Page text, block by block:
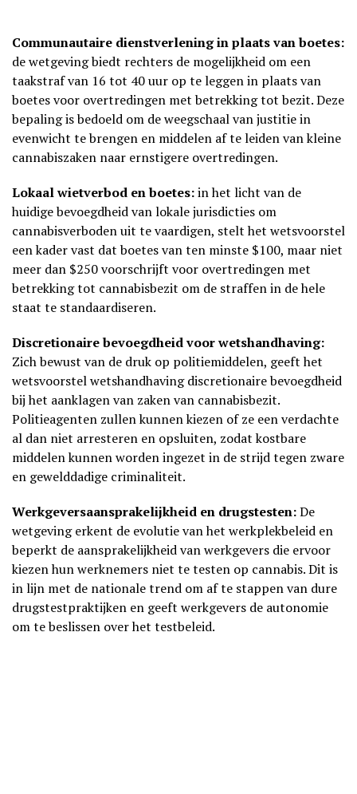
Communautaire dienstverlening in plaats van boetes:
de wetgeving biedt rechters de mogelijkheid om een
taakstraf van 16 tot 40 uur op te leggen in plaats van
boetes voor overtredingen met betrekking tot bezit. Deze
bepaling is bedoeld om de weegschaal van justitie in
evenwicht te brengen en middelen af te leiden van kleine
cannabiszaken naar ernstigere overtredingen.
Lokaal wietverbod en boetes:in het licht van de
huidige bevoegdheid van lokale jurisdicties om
cannabisverboden uit te vaardigen, stelt het wetsvoorstel
een kader vast dat boetes van ten minste $100, maar niet
meer dan $250 voorschrijft voor overtredingen met
betrekking tot cannabisbezit om de straffen in de hele
staat te standaardiseren.
Discretionaire bevoegdheid voor wetshandhaving:
Zich bewust van de druk op politiemiddelen, geeft het
wetsvoorstel wetshandhaving discretionaire bevoegdheid
bij het aanklagen van zaken van cannabisbezit.
Politieagenten zullen kunnen kiezen of ze een verdachte
al dan niet arresteren en opsluiten, zodat kostbare
middelen kunnen worden ingezet in de strijd tegen zware
en gewelddadige criminaliteit.
Werkgeversaansprakelijkheid en drugstesten:De
wetgeving erkent de evolutie van het werkplekbeleid en
beperkt de aansprakelijkheid van werkgevers die ervoor
kiezen hun werknemers niet te testen op cannabis. Dit is
in lijn met de nationale trend om af te stappen van dure
drugstestpraktijken en geeft werkgevers de autonomie
om te beslissen over het testbeleid.